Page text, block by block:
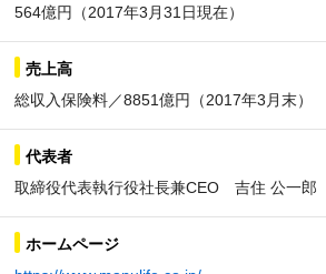
564億円（2017年3月31日現在）
売上高
総収入保険料／8851億円（2017年3月末）
代表者
取締役代表執行役社長兼CEO 吉住 公一郎
ホームページ